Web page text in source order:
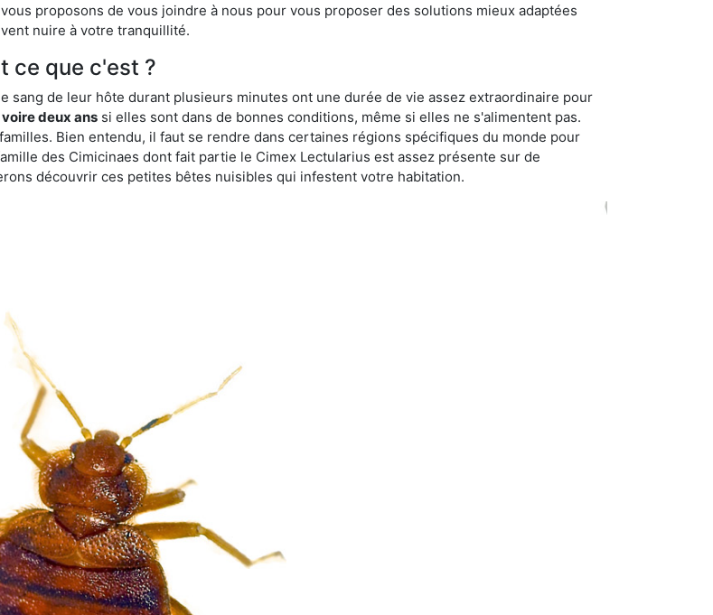
proposons de vous joindre à nous pour vous proposer des solutions mieux adaptées
nuire à votre tranquillité.
ce que c'est ?
sang de leur hôte durant plusieurs minutes ont une durée de vie assez extraordinaire pour
deux ans si elles sont dans de bonnes conditions, même si elles ne s'alimentent pas.
Bien entendu, il faut se rendre dans certaines régions spécifiques du monde pour
des Cimicinaes dont fait partie le Cimex Lectularius est assez présente sur de
découvrir ces petites bêtes nuisibles qui infestent votre habitation.